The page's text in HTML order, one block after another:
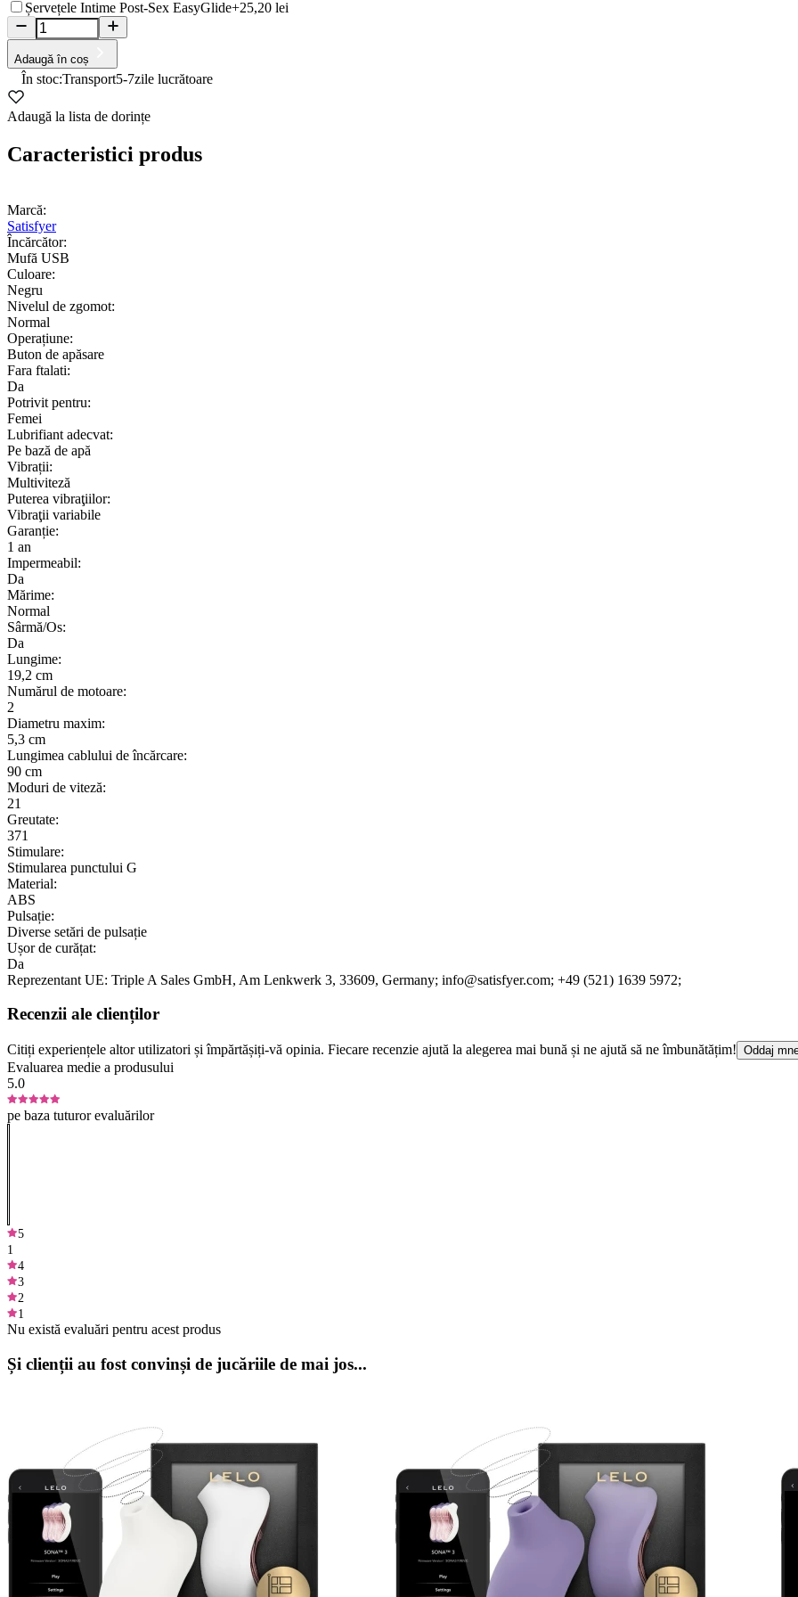
Șervețele Intime Post-Sex EasyGlide+25,20 lei
Adaugă în coș
În stoc:Transport5-7zile lucrătoare
Adaugă la lista de dorințe
Caracteristici produs
Marcă:
Satisfyer
Încărcător:
Mufă USB
Culoare:
Negru
Nivelul de zgomot:
Normal
Operațiune:
Buton de apăsare
Fara ftalati:
Da
Potrivit pentru:
Femei
Lubrifiant adecvat:
Pe bază de apă
Vibrații:
Multiviteză
Puterea vibraţiilor:
Vibraţii variabile
Garanție:
1 an
Impermeabil:
Da
Mărime:
Normal
Sârmă/Os:
Da
Lungime:
19,2 cm
Numărul de motoare:
2
Diametru maxim:
5,3 cm
Lungimea cablului de încărcare:
90 cm
Moduri de viteză:
21
Greutate:
371
Stimulare:
Stimularea punctului G
Material:
ABS
Pulsație:
Diverse setări de pulsație
Ușor de curățat:
Da
Reprezentant UE: Triple A Sales GmbH, Am Lenkwerk 3, 33609, Germany; info@satisfyer.com; +49 (521) 1639 5972;
Recenzii ale clienților
Citiți experiențele altor utilizatori și împărtășiți-vă opinia. Fiecare recenzie ajută la alegerea mai bună și ne ajută să ne îmbunătățim! Oddaj
Evaluarea medie a produsului
5.0
pe baza tuturor evaluărilor
5
1
4
3
2
1
Nu există evaluări pentru acest produs
Și clienții au fost convinși de jucăriile de mai jos...